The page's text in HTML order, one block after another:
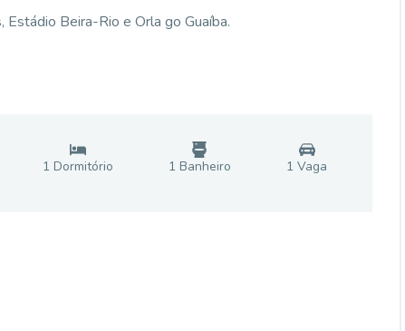
Beira-Rio e Orla go Guaíba.
1 Dormitório 1 Banheiro 1 Vaga